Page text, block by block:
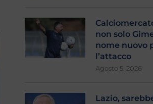
non solo
nome nuovo
l’attacco
Agosto 5, 2026
Lazio,